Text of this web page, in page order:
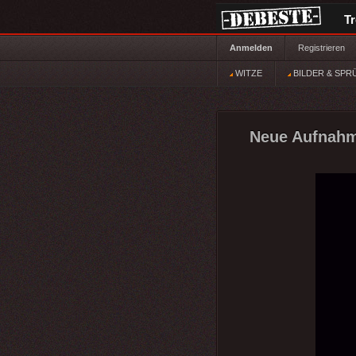
Anmelden Registrieren
WITZE BILDER &
Neue